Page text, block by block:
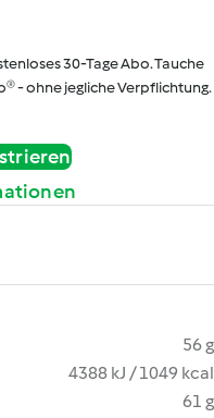
30-Tage Abo. Tauche
- ohne jegliche Verpflichtung.
56 g
4388 kJ / 1049 kcal
61 g